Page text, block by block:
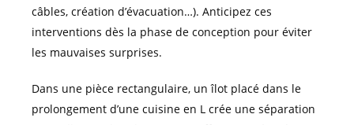
câbles, création d’évacuation…). Anticipez ces
interventions dès la phase de conception pour éviter
les mauvaises surprises.
Dans une pièce rectangulaire, un îlot placé dans le
prolongement d’une cuisine en L crée une séparation